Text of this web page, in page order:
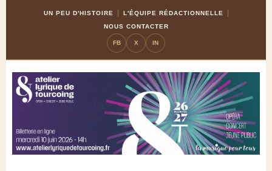
UN PEU D'HISTOIRE
L'ÉQUIPE RÉDACTIONNELLE
NOUS CONTACTER
FB X IN